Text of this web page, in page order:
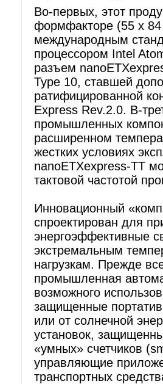
Во-первых, этот
формфакторе (55 x
международным
процессором Intel
разъем
Type 10, ставшей
ратифицированной
Express Rev.2.0. В-
промышленных
расширенном
жестких условиях
nanoETXexpress-TT
тактовой частотой
Инновационный
спроектирован для
энергоэффективные
экстремальным
нагрузкам. Прежде
промышленная
возможного
защищенные
или от солнечной
установок,
«умных» счетчиков
управляющие
транспортных